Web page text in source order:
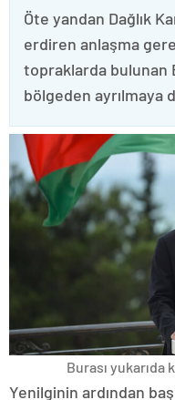
Öte yandan Dağlık
erdiren anlaşma
topraklarda bulunan
bölgeden ayrılmaya
Burası
Yenilginin ardından